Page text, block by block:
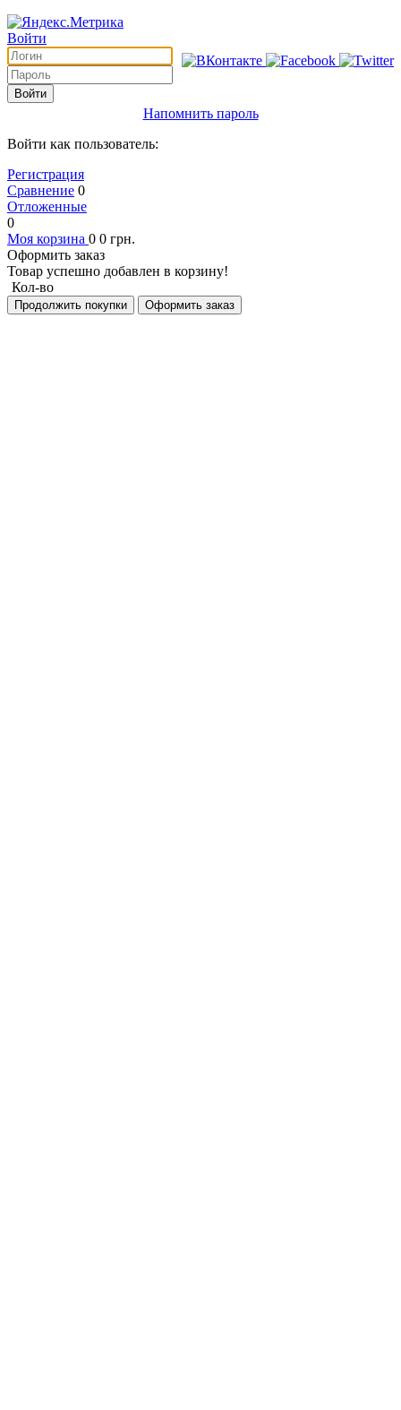
Войти
Войти
Напомнить пароль
Войти как пользователь:
Регистрация
Сравнение 0
Отложенные
0
Моя корзина 0 0 грн.
Оформить заказ
Товар успешно добавлен в корзину!
Кол-во
Продолжить покупки Оформить заказ